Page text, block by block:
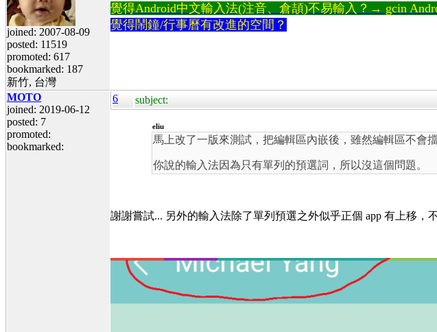
joined: 2007-08-09
posted: 11519
promoted: 617
bookmarked: 187
新竹, 台灣
覺得Android中文輸入法(注音、倉頡)不易輸入？→ gcin
覺得鬧鐘/行事曆有改進的空間？
MOTO
joined: 2019-06-12
posted: 7
promoted:
bookmarked:
6 subject:
eliu
馬上改了一版來測試，把編輯區內嵌後，雖然編輯區不會
你說的輸入法因為只有單列的預選詞，所以沒這個問題。
謝謝嘗試... 另外的輸入法除了單列預選之外似乎正個 app 有上移，